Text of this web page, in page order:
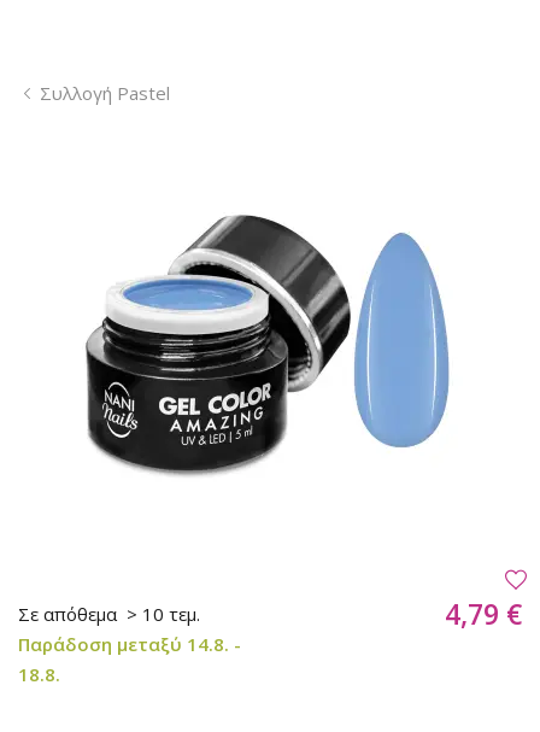
Συλλογή Pastel
Σε απόθεμα > 10 τεμ.
Παράδοση μεταξύ 14.8. -
18.8.
4,79 €